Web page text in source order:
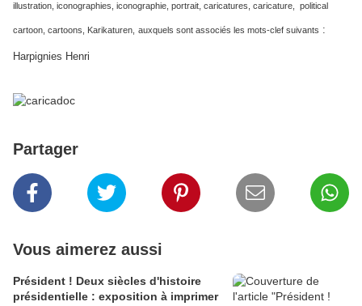
illustration, iconographies, iconographie, portrait, caricatures, caricature, political
cartoon, cartoons, Karikaturen, auxquels sont associés les mots-clef suivants :
Harpignies Henri
Partager
Vous aimerez aussi
Président ! Deux siècles d'histoire
présidentielle : exposition à imprimer